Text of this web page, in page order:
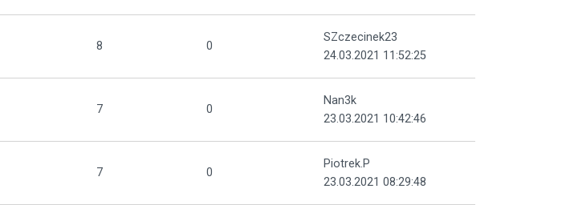
8 0
SZczecinek23
24.03.2021 11:52:25
7 0
Nan3k
23.03.2021 10:42:46
7 0
Piotrek.P
23.03.2021 08:29:48